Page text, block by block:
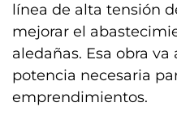
línea de alta tensión
mejorar el
aledañas. Esa obra
potencia necesaria
emprendimientos.